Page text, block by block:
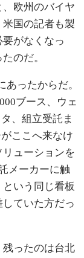
欧州のバイヤ
国の記者も製
がなくなっ
のだ。
ったからだ。
ブース、ウェ
、組立受託ま
ここへ来なけ
ューションを
メーカーに触
いう同じ看板
ていた方だっ
ったのは台北